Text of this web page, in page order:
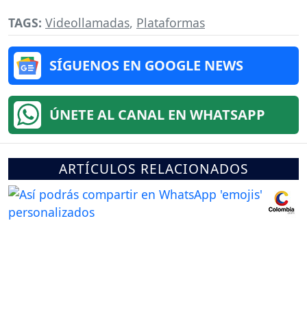
TAGS: Videollamadas, Plataformas
SÍGUENOS EN GOOGLE NEWS
ÚNETE AL CANAL EN WHATSAPP
ARTÍCULOS RELACIONADOS